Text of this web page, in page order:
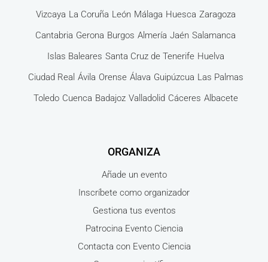
Vizcaya La Coruña León Málaga Huesca Zaragoza
Cantabria Gerona Burgos Almería Jaén Salamanca
Islas Baleares Santa Cruz de Tenerife Huelva
Ciudad Real Ávila Orense Álava Guipúzcua Las Palmas
Toledo Cuenca Badajoz Valladolid Cáceres Albacete
ORGANIZA
Añade un evento
Inscríbete como organizador
Gestiona tus eventos
Patrocina Evento Ciencia
Contacta con Evento Ciencia